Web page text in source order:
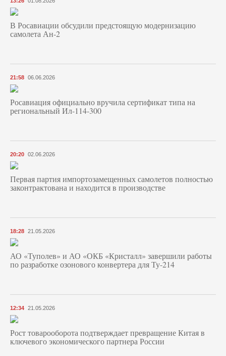
В Росавиации обсудили предстоящую модернизацию
самолета Ан-2
21:58 06.06.2026
Росавиация официально вручила сертификат типа на
региональный Ил-114-300
20:20 02.06.2026
Первая партия импортозамещенных самолетов полностью
законтрактована и находится в производстве
18:28 21.05.2026
АО «Туполев» и АО «ОКБ «Кристалл» завершили работы
по разработке озонового конвертера для Ту-214
12:34 21.05.2026
Рост товарооборота подтверждает превращение Китая в
ключевого экономического партнера России